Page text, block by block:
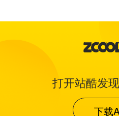
打开站酷发
下载